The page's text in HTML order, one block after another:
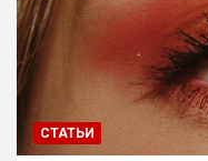
СТАТЬИ